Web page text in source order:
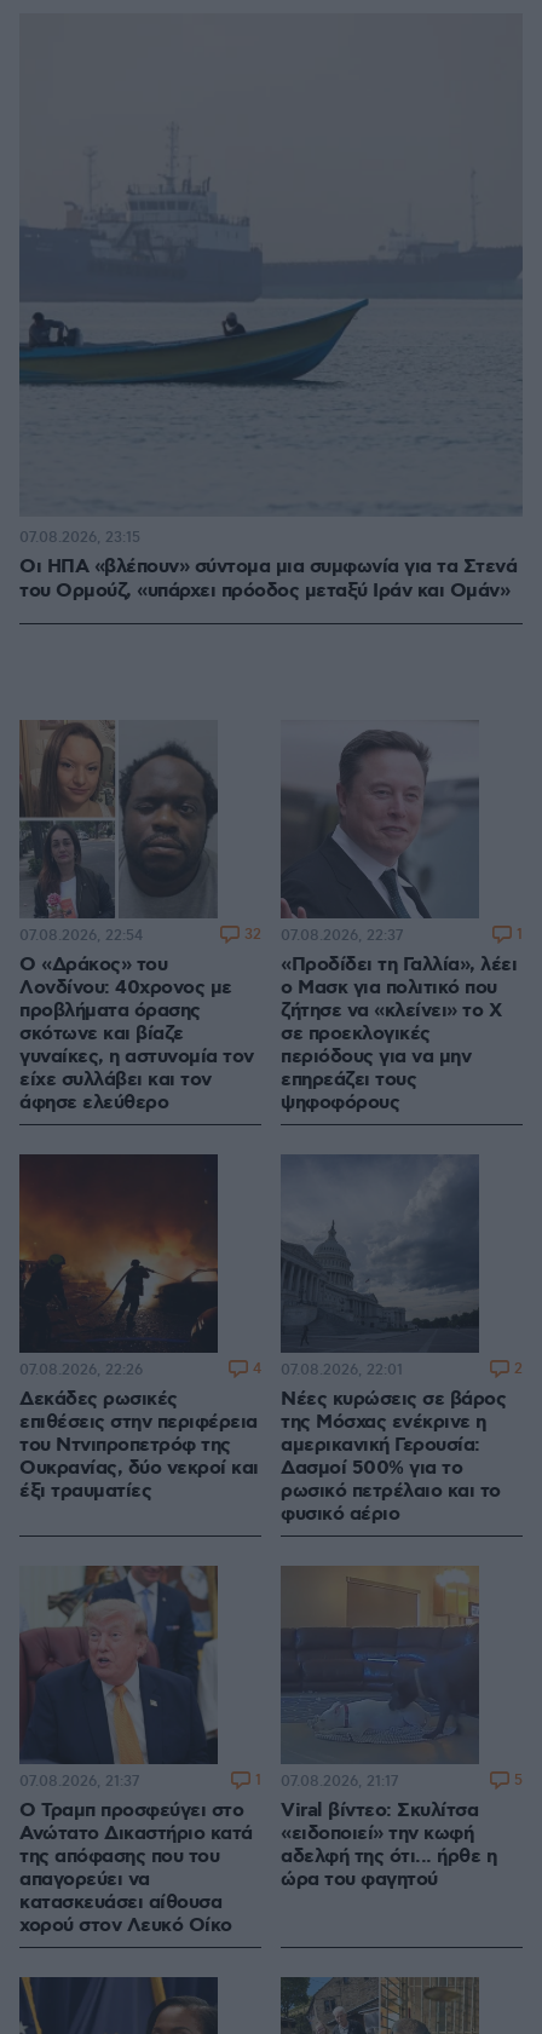
Οι ΗΠΑ «βλέπουν» σύντομα μια συμφωνία για τα Στενά
του Ορμούζ, «υπάρχει πρόοδος μεταξύ Ιράν και Ομάν»
07.08.2026, 23:15
Ο «Δράκος» του
Λονδίνου: 40χρονος με
προβλήματα όρασης
σκότωνε και βίαζε
γυναίκες, η αστυνομία τον
είχε συλλάβει και τον
άφησε ελεύθερο
07.08.2026, 22:54 32
«Προδίδει τη Γαλλία», λέει
ο Μασκ για πολιτικό που
ζήτησε να «κλείνει» το X
σε προεκλογικές
περιόδους για να μην
επηρεάζει τους
ψηφοφόρους
07.08.2026, 22:37 1
Δεκάδες ρωσικές
επιθέσεις στην περιφέρεια
του Ντνιπροπετρόφ της
Ουκρανίας, δύο νεκροί και
έξι τραυματίες
07.08.2026, 22:26 4
Νέες κυρώσεις σε βάρος
της Μόσχας ενέκρινε η
αμερικανική Γερουσία:
Δασμοί 500% για το
ρωσικό πετρέλαιο και το
φυσικό αέριο
07.08.2026, 22:01 2
Ο Τραμπ προσφεύγει στο
Ανώτατο Δικαστήριο κατά
της απόφασης που του
απαγορεύει να
κατασκευάσει αίθουσα
χορού στον Λευκό Οίκο
07.08.2026, 21:37 1
Viral βίντεο: Σκυλίτσα
«ειδοποιεί» την κωφή
αδελφή της ότι... ήρθε η
ώρα του φαγητού
07.08.2026, 21:17 5